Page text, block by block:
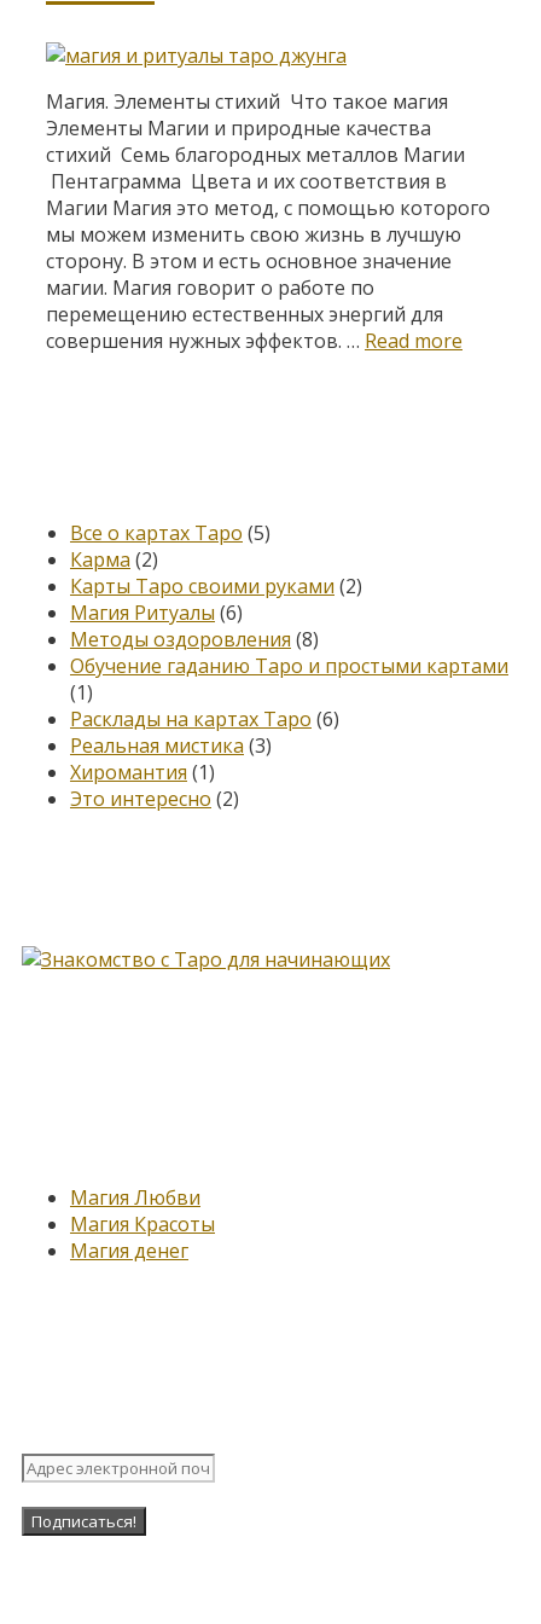
Магия. Элементы стихий Что такое магия
Элементы Магии и природные качества
стихий Семь благородных металлов Магии
Пентаграмма Цвета и их соответствия в
Магии Магия это метод, с помощью которого
мы можем изменить свою жизнь в лучшую
сторону. В этом и есть основное значение
магии. Магия говорит о работе по
перемещению естественных энергий для
совершения нужных эффектов. … Read more
Все о картах Таро (5)
Карма (2)
Карты Таро своими руками (2)
Магия Ритуалы (6)
Методы оздоровления (8)
Обучение гаданию Таро и простыми картами
(1)
Расклады на картах Таро (6)
Реальная мистика (3)
Хиромантия (1)
Это интересно (2)
Магия Любви
Магия Красоты
Магия денег